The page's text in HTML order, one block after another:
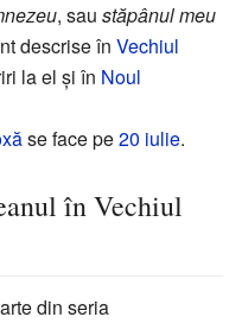
, sau stăpânul meu
descrise în Vechiul
la el și în Noul
se face pe20 iulie.
în Vechiul
din seria